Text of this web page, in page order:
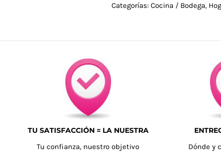
Categorías: Cocina / Bodega,
TU SATISFACCIÓN = LA NUESTRA
Tu confianza, nuestro objetivo
Dónde y